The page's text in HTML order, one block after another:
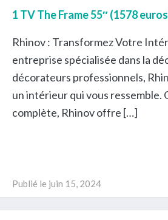
1 TV The Frame 55″ (1578
Rhinov : Transformez Votre
entreprise spécialisée dans la
décorateurs professionnels,
un intérieur qui vous ressemble.
complète, Rhinov offre […]
Publié le juin 15, 2024